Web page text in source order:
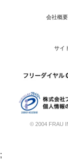
会社概要
サイ
© 2004 FRAU
;